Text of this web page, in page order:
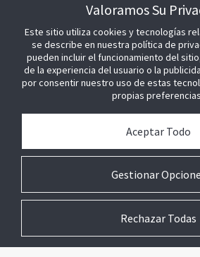
© 2026 Johnson Controls. Todos los
Legal
Ajustes de
Términos
Valoramos Su
Este sitio utiliza cookies y tecnologías
se describe en nuestra política de
pueden incluir el funcionamiento del
de la experiencia del usuario o la
por consentir nuestro uso de estas
propias
Gestionar
Aceptar Todo
Rechazar Todas